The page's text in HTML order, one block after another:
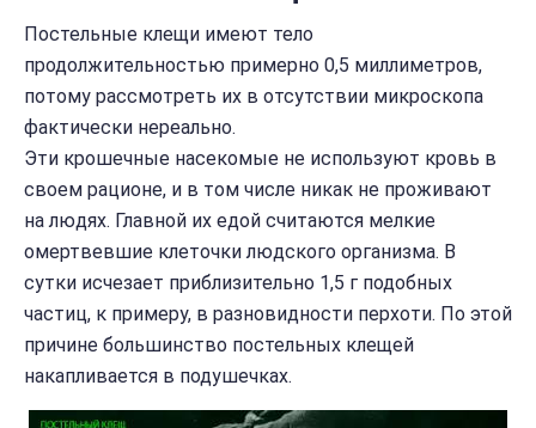
Постельные клещи имеют тело
продолжительностью примерно 0,5 миллиметров,
потому рассмотреть их в отсутствии микроскопа
фактически нереально.
Эти крошечные насекомые не используют кровь в
своем рационе, и в том числе никак не проживают
на людях. Главной их едой считаются мелкие
омертвевшие клеточки людского организма. В
сутки исчезает приблизительно 1,5 г подобных
частиц, к примеру, в разновидности перхоти. По этой
причине большинство постельных клещей
накапливается в подушечках.